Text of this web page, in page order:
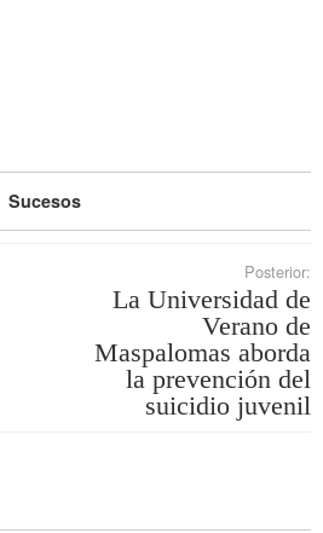
Sucesos
Posterior:
La Universidad de
Verano de
Maspalomas aborda
la prevención del
suicidio juvenil